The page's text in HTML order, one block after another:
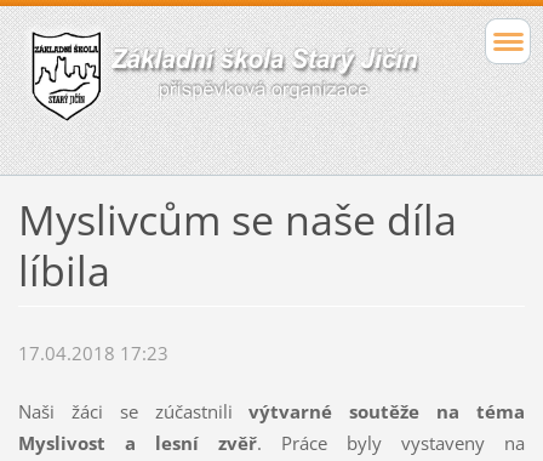
Myslivcům se naše díla
líbila
17.04.2018 17:23
Naši žáci se zúčastnilivýtvarné soutěže na téma
Myslivost a lesní zvěř. Práce byly vystaveny na